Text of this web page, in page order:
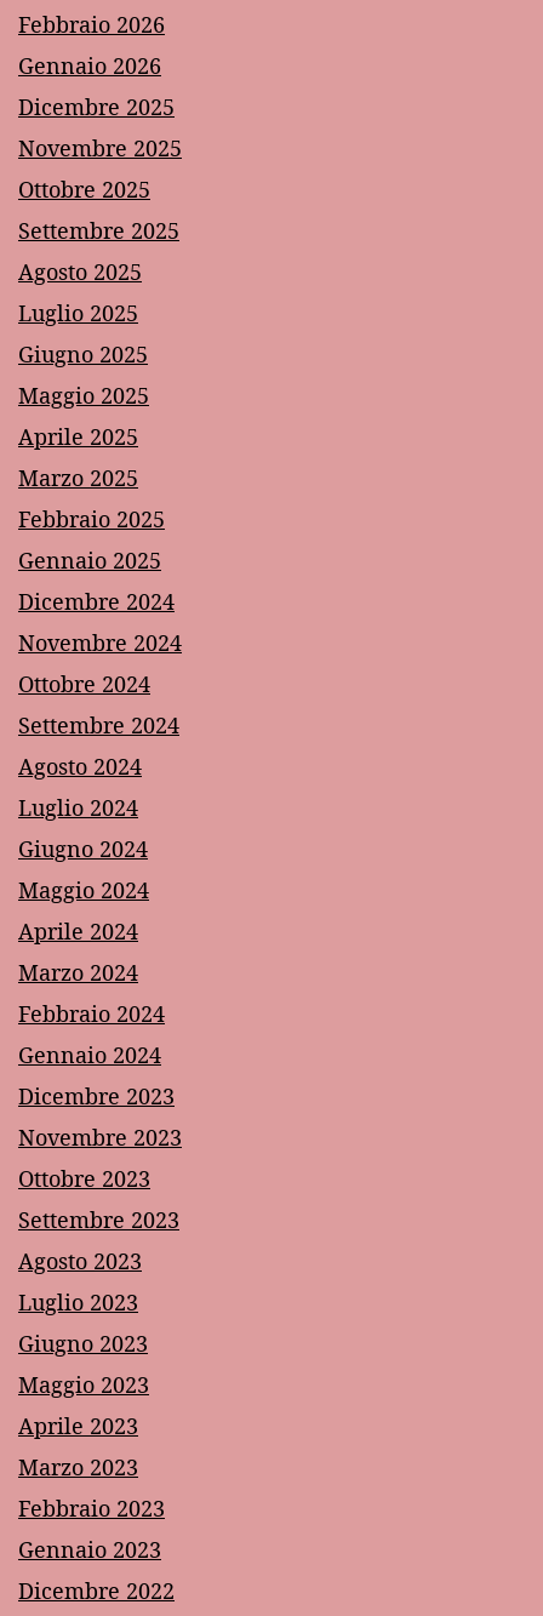
Febbraio 2026
Gennaio 2026
Dicembre 2025
Novembre 2025
Ottobre 2025
Settembre 2025
Agosto 2025
Luglio 2025
Giugno 2025
Maggio 2025
Aprile 2025
Marzo 2025
Febbraio 2025
Gennaio 2025
Dicembre 2024
Novembre 2024
Ottobre 2024
Settembre 2024
Agosto 2024
Luglio 2024
Giugno 2024
Maggio 2024
Aprile 2024
Marzo 2024
Febbraio 2024
Gennaio 2024
Dicembre 2023
Novembre 2023
Ottobre 2023
Settembre 2023
Agosto 2023
Luglio 2023
Giugno 2023
Maggio 2023
Aprile 2023
Marzo 2023
Febbraio 2023
Gennaio 2023
Dicembre 2022